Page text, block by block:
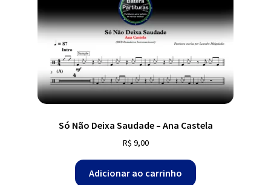
Só Não Deixa Saudade – Ana Castela
R$ 9,00
Adicionar ao carrinho